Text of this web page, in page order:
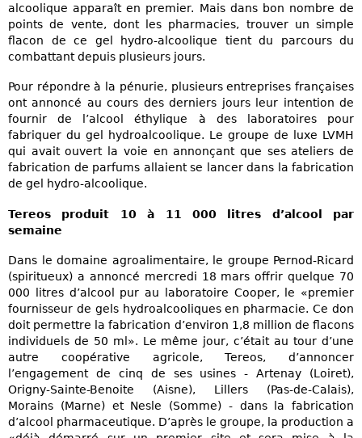
alcoolique apparaît en premier. Mais dans bon nombre de
points de vente, dont les pharmacies, trouver un simple
flacon de ce gel hydro-alcoolique tient du parcours du
combattant depuis plusieurs jours.
Pour répondre à la pénurie, plusieurs entreprises françaises
ont annoncé au cours des derniers jours leur intention de
fournir de l’alcool éthylique à des laboratoires pour
fabriquer du gel hydroalcoolique. Le groupe de luxe LVMH
qui avait ouvert la voie en annonçant que ses ateliers de
fabrication de parfums allaient se lancer dans la fabrication
de gel hydro-alcoolique.
Tereos produit 10 à 11 000 litres d’alcool par
semaine
Dans le domaine agroalimentaire, le groupe Pernod-Ricard
(spiritueux) a annoncé mercredi 18 mars offrir quelque 70
000 litres d’alcool pur au laboratoire Cooper, le «premier
fournisseur de gels hydroalcooliques en pharmacie. Ce don
doit permettre la fabrication d’environ 1,8 million de flacons
individuels de 50 ml». Le même jour, c’était au tour d’une
autre coopérative agricole, Tereos, d’annoncer
l’engagement de cinq de ses usines - Artenay (Loiret),
Origny-Sainte-Benoite (Aisne), Lillers (Pas-de-Calais),
Morains (Marne) et Nesle (Somme) - dans la fabrication
d’alcool pharmaceutique. D’après le groupe, la production a